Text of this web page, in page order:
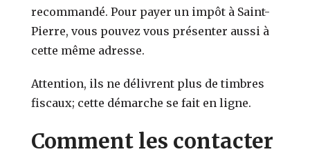
recommandé. Pour payer un impôt à Saint-
Pierre, vous pouvez vous présenter aussi à
cette même adresse.
Attention, ils ne délivrent plus de timbres
fiscaux; cette démarche se fait en ligne.
Comment les contacter